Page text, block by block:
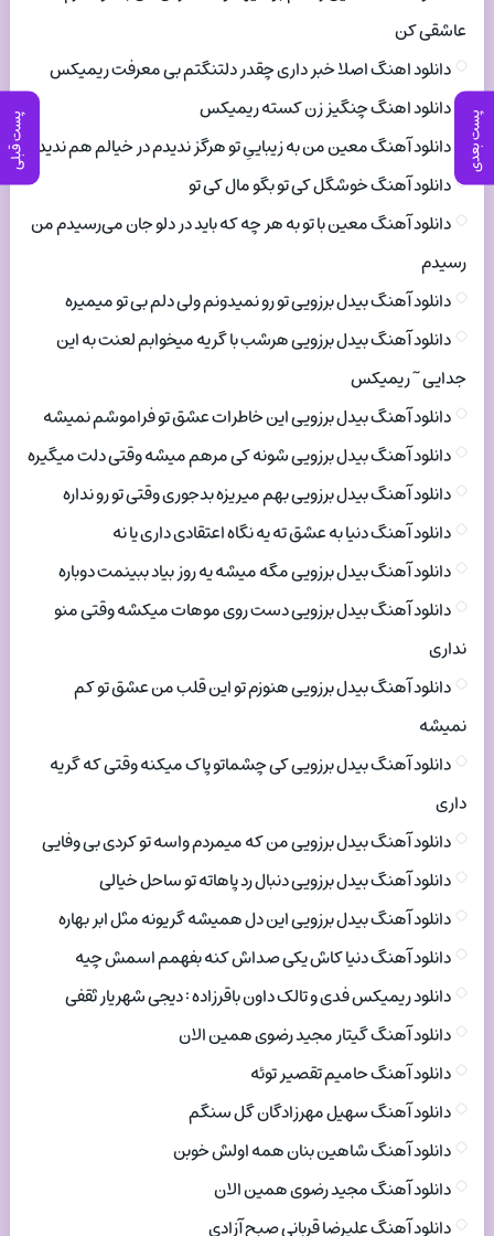
پست بعدی پست قبلی
عاشقی کن
دانلود اهنگ اصلا خبر داری چقدر دلتنگتم بی معرفت ریمیکس
دانلود اهنگ چنگیز زن کسته ریمیکس
دانلود آهنگ معین من به زیباییِ تو هرگز ندیدم در خیالم هم ندیدم
دانلود آهنگ خوشگل کی تو بگو مال کی تو
دانلود آهنگ معین با تو به هر چه که باید در دلو جان می‌رسیدم من
رسیدم
دانلود آهنگ بیدل برزویی تو رو نمیدونم ولی دلم بی تو میمیره
دانلود آهنگ بیدل برزویی هرشب با گریه میخوابم لعنت به این
جدایی ~ ریمیکس
دانلود آهنگ بیدل برزویی این خاطرات عشق تو فراموشم نمیشه
دانلود آهنگ بیدل برزویی شونه کی مرهم میشه وقتی دلت میگیره
دانلود آهنگ بیدل برزویی بهم میریزه بدجوری وقتی تو رو نداره
دانلود آهنگ دنیا به عشق ته یه نگاه اعتقادی داری یا نه
دانلود آهنگ بیدل برزویی مگه میشه یه روز بیاد ببینمت دوباره
دانلود آهنگ بیدل برزویی دست روی موهات میکشه وقتی منو
نداری
دانلود آهنگ بیدل برزویی هنوزم تو این قلب من عشق تو کم
نمیشه
دانلود آهنگ بیدل برزویی کی چشماتو پاک میکنه وقتی که گریه
داری
دانلود آهنگ بیدل برزویی من که میمردم واسه تو کردی بی وفایی
دانلود آهنگ بیدل برزویی دنبال رد پاهاته تو ساحل خیالی
دانلود آهنگ بیدل برزویی این دل همیشه گریونه مثل ابر بهاره
دانلود آهنگ دنیا کاش یکی صداش کنه بفهمم اسمش چیه
دانلود ریمیکس فدی و تالک داون باقرزاده : دیجی شهریار ثقفی
دانلود آهنگ گیتار مجید رضوی همین الان
دانلود آهنگ حامیم تقصیر توئه
دانلود آهنگ سهیل مهرزادگان گل سنگم
دانلود آهنگ شاهین بنان همه اولش خوبن
دانلود آهنگ مجید رضوی همین الان
دانلود آهنگ علیرضا قربانی صبح آزادی